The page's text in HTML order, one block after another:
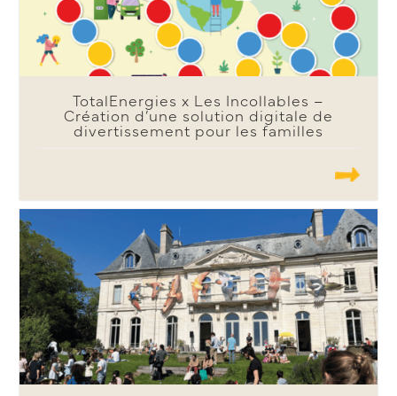
TotalEnergies x Les Incollables –
Création d’une solution digitale de
divertissement pour les familles
.......